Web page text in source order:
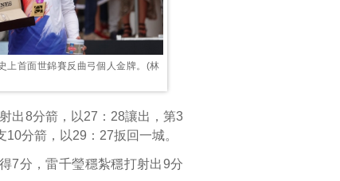
上首面世錦賽反曲弓個人金牌。(林
出8分箭，以27：28讓出，第3
分箭，以29：27扳回一城。
7分，雷千瑩穩紮穩打射出9分